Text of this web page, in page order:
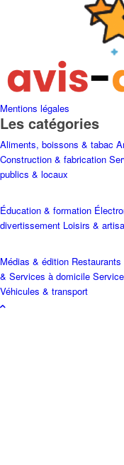
Mentions légales
Les catégories
Aliments, boissons & tabac
Construction & fabrication
publics & locaux
Éducation & formation
divertissement Loisirs &
Médias & édition
& Services à domicile
Véhicules & transport